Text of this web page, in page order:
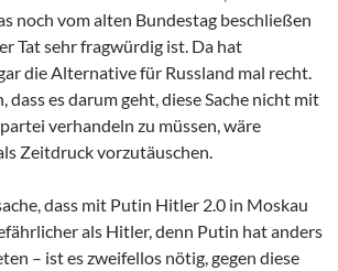
noch vom alten Bundestag beschließen
Tat sehr fragwürdig ist. Da hat
die Alternative für Russland mal recht.
dass es darum geht, diese Sache nicht mit
verhandeln zu müssen, wäre
Zeitdruck vorzutäuschen.
dass mit Putin Hitler 2.0 in Moskau
als Hitler, denn Putin hat anders
– ist es zweifellos nötig, gegen diese